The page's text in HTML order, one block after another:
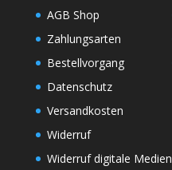
AGB Shop
Zahlungsarten
Bestellvorgang
Datenschutz
Versandkosten
Widerruf
Widerruf digitale Medien